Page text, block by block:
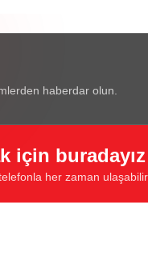
haberdar olun.
için buradayız
her zaman